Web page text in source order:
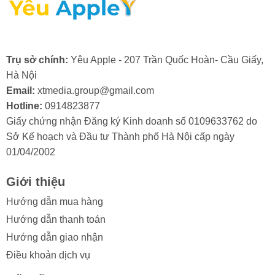
2. Nguyên nhân màn hình điện thoại
iPhone 12 bị hư cổ cáp
Màn hình iPhone 12 là một bộ phận quan trọng và có
giá trị, do đó, việc cổ cáp màn hình bị hỏng thường
khiến người dùng khá lo lắng. Việc hiểu rõ các nguyên
nhân gây ra tình trạng này sẽ giúp bạn chủ động phòng
tránh và bảo vệ thiết bị của mình hiệu quả hơn.
Trong quá trình sử dụng, màn hình iPhone 12 có thể
xuất phát từ một số lý do sau:
- Va đập mạnh: Điện thoại bị rơi hoặc va đập gây tổn
hại đến cổ cáp.
- Thấm nước: Nước xâm nhập làm hỏng các linh kiện ở
Trụ sở chính: Yêu Apple - 207 Trần Quốc Hoàn- Cầu Giấy,
Hà Nội
Email: xtmedia.group@gmail.com
Hotline: 0914823877
Giấy chứng nhận Đăng ký Kinh doanh số 0109633762 do
Sở Kế hoạch và Đầu tư Thành phố Hà Nội cấp ngày
01/04/2002
Giới thiệu
Hướng dẫn mua hàng
Hướng dẫn thanh toán
Hướng dẫn giao nhận
Điều khoản dịch vụ